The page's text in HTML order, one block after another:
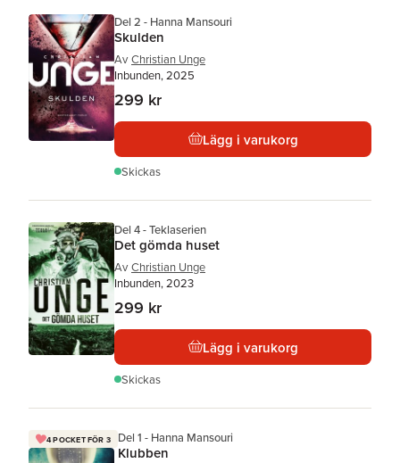
Del 2 - Hanna Mansouri
Skulden
Av Christian Unge
Inbunden, 2025
299 kr
Lägg i varukorg
Skickas
Del 4 - Teklaserien
Det gömda huset
Av Christian Unge
Inbunden, 2023
299 kr
Lägg i varukorg
Skickas
4 POCKET FÖR 3 Del 1 - Hanna Mansouri
Klubben